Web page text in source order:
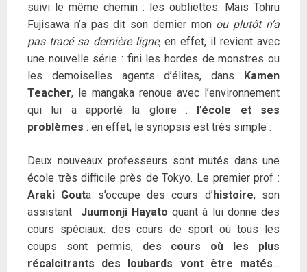
suivi le même chemin : les oubliettes. Mais Tohru
Fujisawa n’a pas dit son dernier mon ou plutôt n’a
pas tracé sa dernière ligne, en effet, il revient avec
une nouvelle série : fini les hordes de monstres ou
les demoiselles agents d’élites, dans
Kamen
Teacher, le mangaka renoue avec l’environnement
qui lui a apporté la gloire :
l’école et ses
problèmes : en effet, le synopsis est très simple :
Deux nouveaux professeurs sont mutés dans une
école très difficile près de Tokyo. Le premier prof :
Araki Gouta s’occupe des cours d’histoire, son
assistant
Juumonji Hayato quant à lui donne des
cours spéciaux: des cours de sport où tous les
coups sont permis, des cours où les plus
récalcitrants des loubards vont être matés…